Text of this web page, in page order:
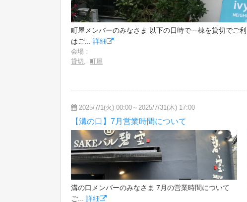
町屋メンバーのみなさま 以下の日時で一棟を貸切でご
はご... 詳細
会場：
貸切, 町屋
2025/7/1(火) 00:00～2025/7/31(木) 17:00
【溝の口】7月営業時間について
溝の口メンバーのみなさま 7月の営業時間について
ご... 詳細